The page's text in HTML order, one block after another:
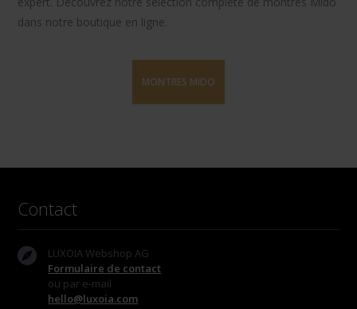
dans notre boutique en ligne.
MONTRES MIDO
Contact
LUXOIA Webshop AG
Formulaire de contact
ou par e-mail
hello@luxoia.com